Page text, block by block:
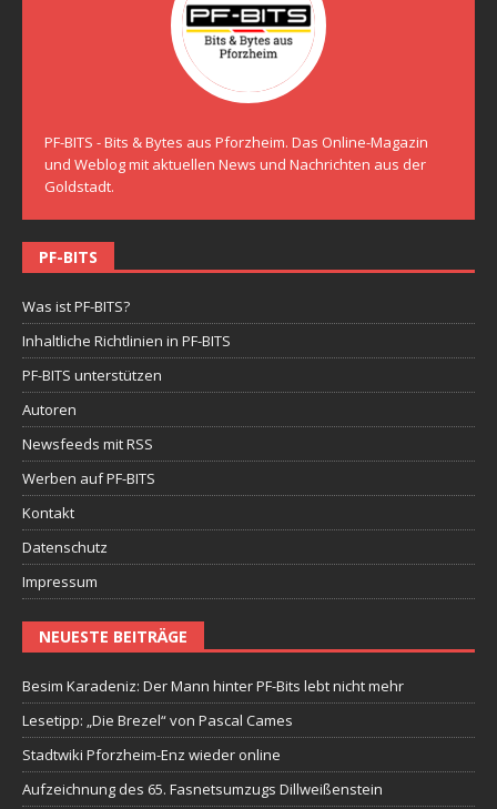
PF-BITS - Bits & Bytes aus Pforzheim. Das Online-Magazin
und Weblog mit aktuellen News und Nachrichten aus der
Goldstadt.
PF-BITS
Was ist PF-BITS?
Inhaltliche Richtlinien in PF-BITS
PF-BITS unterstützen
Autoren
Newsfeeds mit RSS
Werben auf PF-BITS
Kontakt
Datenschutz
Impressum
NEUESTE BEITRÄGE
Besim Karadeniz: Der Mann hinter PF-Bits lebt nicht mehr
Lesetipp: „Die Brezel“ von Pascal Cames
Stadtwiki Pforzheim-Enz wieder online
Aufzeichnung des 65. Fasnetsumzugs Dillweißenstein